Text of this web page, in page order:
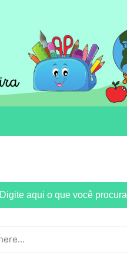
Digite aqui o que você procura